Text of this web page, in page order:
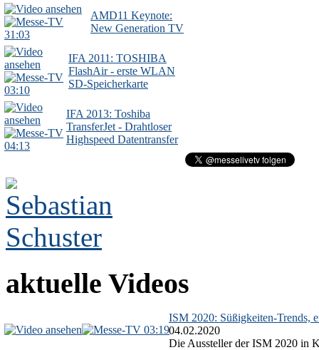
31:03
AMD11 Keynote:
New Generation TV
03:10
IFA 2011: TOSHIBA
FlashAir - erste WLAN
SD-Speicherkarte
04:13
IFA 2013: Toshiba
TransferJet - Drahtloser
Highspeed Datentransfer
aktuelle Videos
03:19
ISM 2020: Süßigkeiten-Trends,
04.02.2020
Die Aussteller der ISM 2020 in